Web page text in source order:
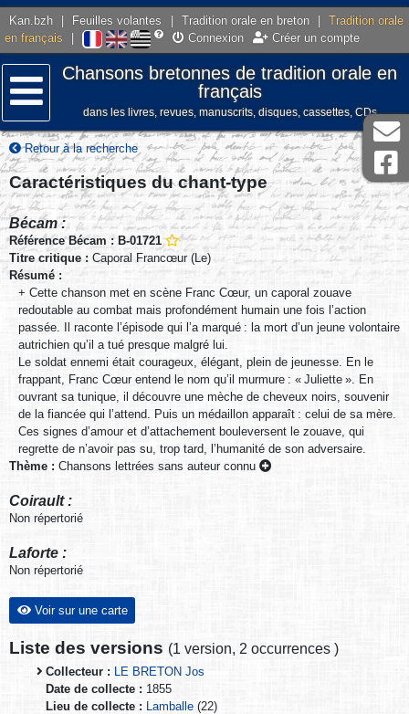
Kan.bzh Feuilles volantes Tradition orale en breton
Tradition orale
en français
Connexion Créer un compte
Menu
Chansons bretonnes de tradition orale en
français
dans les livres, revues, manuscrits, disques, cassettes, CDs
Retour à la recherche
Caractéristiques du chant-type
Bécam :
Référence Bécam : B-01721
Titre critique : Caporal Francœur (Le)
Résumé :
+ Cette chanson met en scène Franc Cœur, un caporal zouave
redoutable au combat mais profondément humain une fois l’action
passée. Il raconte l’épisode qui l’a marqué : la mort d’un jeune volontaire
autrichien qu’il a tué presque malgré lui.
Le soldat ennemi était courageux, élégant, plein de jeunesse. En le
frappant, Franc Cœur entend le nom qu’il murmure : « Juliette ». En
ouvrant sa tunique, il découvre une mèche de cheveux noirs, souvenir
de la fiancée qui l’attend. Puis un médaillon apparaît : celui de sa mère.
Ces signes d’amour et d’attachement bouleversent le zouave, qui
regrette de n’avoir pas su, trop tard, l’humanité de son adversaire.
Thème : Chansons lettrées sans auteur connu
Coirault :
Non répertorié
Laforte :
Non répertorié
Voir sur une carte
Liste des versions (1 version, 2 occurrences )
Collecteur : LE BRETON Jos
Date de collecte : 1855
Lieu de collecte : Lamballe (22)